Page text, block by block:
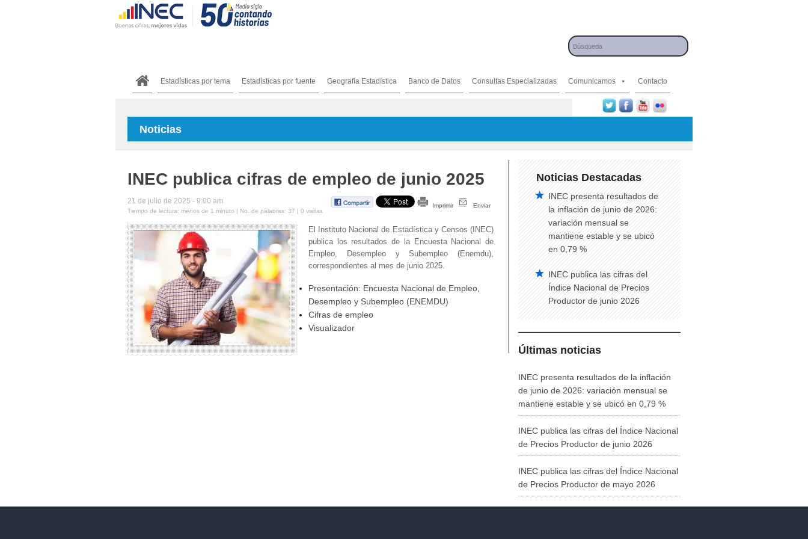
Estadísticas por tema Estadísticas por fuente Geografía Estadística Banco de Datos Consultas Especializadas Comunicamos Contacto
Noticias
Noticias Destacadas
INEC presenta resultados de
la inflación de junio de 2026:
variación mensual se
mantiene estable y se ubicó
en 0,79 %
INEC publica las cifras del
Índice Nacional de Precios
Productor de junio 2026
Últimas noticias
INEC presenta resultados de la inflación
de junio de 2026: variación mensual se
mantiene estable y se ubicó en 0,79 %
INEC publica las cifras del Índice Nacional
de Precios Productor de junio 2026
INEC publica las cifras del Índice Nacional
de Precios Productor de mayo 2026
INEC publica cifras de empleo de junio 2025
Imprimir Enviar
21 de julio de 2025 - 9:00 am
Tiempo de lectura: menos de 1 minuto | No. de palabras: 37 | 0 visitas
El Instituto Nacional de Estadística y Censos (INEC)
publica los resultados de la Encuesta Nacional de
Empleo, Desempleo y Subempleo (Enemdu),
correspondientes al mes de junio 2025.
Presentación: Encuesta Nacional de Empleo,
Desempleo y Subempleo (ENEMDU)
Cifras de empleo
Visualizador